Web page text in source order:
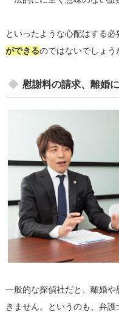
といったような心配はする必
ができるのではないでしょう
慰謝料の請求、離婚
一般的な探偵社だと、離婚
きません。というのも、弁